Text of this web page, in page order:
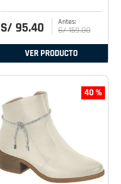
S/ 95.40 S/ 159.00
VER PRODUCTO
40 %